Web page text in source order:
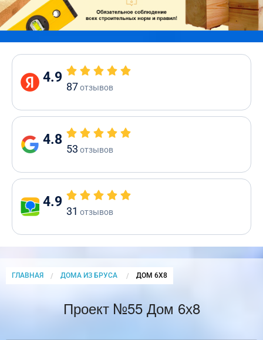
4.9
87отзывов
4.8
53 отзывов
4.9
31 отзывов
ГЛАВНАЯ ДОМА ИЗ БРУСА CURRENT:
ДОМ 6Х8
Проект №55 Дом 6х8